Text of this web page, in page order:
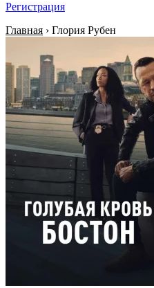
Регистрация
Главная › Глория Рубен